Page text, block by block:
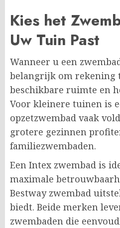
Kies het
Uw Tuin Past
Wanneer u een
belangrijk om rekening
beschikbare ruimte en
Voor kleinere tuinen is
opzetzwembad vaak
grotere gezinnen
familiezwembaden.
Een Intex zwembad is
maximale
Bestway zwembad
biedt. Beide merken
zwembaden die